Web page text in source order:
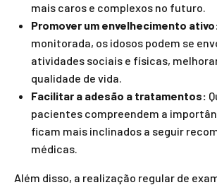
mais caros e complexos no futuro.
Promover um envelhecimento
monitorada, os idosos podem se
atividades sociais e físicas,
qualidade de vida.
Facilitar a adesão a tratamentos:
pacientes compreendem a
ficam mais inclinados a seguir
médicas.
Além disso, a realização regular de